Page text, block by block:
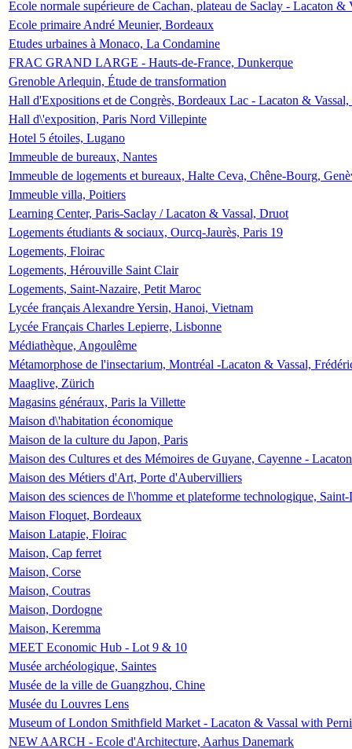
Ecole normale supérieure de Cachan, plateau de Saclay - Lacaton &
Ecole primaire André Meunier, Bordeaux
Etudes urbaines à Monaco, La Condamine
FRAC GRAND LARGE - Hauts-de-France, Dunkerque
Grenoble Arlequin, Étude de transformation
Hall d'Expositions et de Congrès, Bordeaux Lac - Lacaton &
Hall d\'exposition, Paris Nord Villepinte
Hotel 5 étoiles, Lugano
Immeuble de bureaux, Nantes
Immeuble de logements et bureaux, Halte Ceva, Chêne-Bourg,
Immeuble villa, Poitiers
Learning Center, Paris-Saclay / Lacaton & Vassal, Druot
Logements étudiants & sociaux, Ourcq-Jaurès, Paris 19
Logements, Floirac
Logements, Hérouville Saint Clair
Logements, Saint-Nazaire, Petit Maroc
Lycée français Alexandre Yersin, Hanoi, Vietnam
Lycée Français Charles Lepierre, Lisbonne
Médiathèque, Angoulême
Métamorphose de l'insectarium, Montréal -Lacaton & Vassal,
Maaglive, Zürich
Magasins généraux, Paris la Villette
Maison d\'habitation économique
Maison de la culture du Japon, Paris
Maison des Cultures et des Mémoires de Guyane, Cayenne -
Maison des Métiers d'Art, Porte d'Aubervilliers
Maison des sciences de l\'homme et plateforme technologique,
Maison Floquet, Bordeaux
Maison Latapie, Floirac
Maison, Cap ferret
Maison, Corse
Maison, Coutras
Maison, Dordogne
Maison, Keremma
MEET Economic Hub - Lot 9 & 10
Musée archéologique, Saintes
Musée de la ville de Guangzhou, Chine
Musée du Louvres Lens
Museum of London Smithfield Market - Lacaton & Vassal with
NEW AARCH - Ecole d'Architecture, Aarhus Danemark